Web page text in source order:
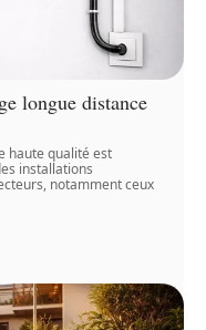
longue distance
haute qualité est
installations
notamment ceux